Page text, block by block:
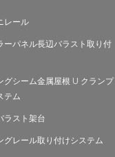
レール
ーパネル長辺バラスト取り付
グシーム金属屋根 U クランプ
テム
ラスト架台
グレール取り付けシステム